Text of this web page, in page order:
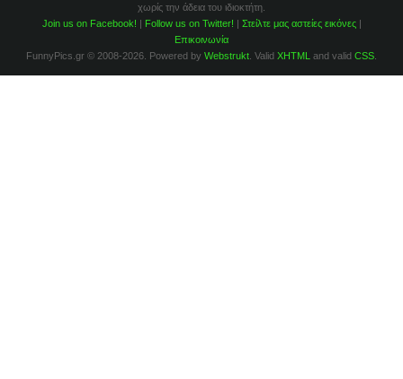
χωρίς την άδεια του ιδιοκτήτη.
Join us on Facebook! | Follow us on Twitter! | Στείλτε μας αστείες εικόνες|
Επικοινωνία
FunnyPics.gr © 2008-2026. Powered by Webstrukt . Valid XHTML and valid CSS